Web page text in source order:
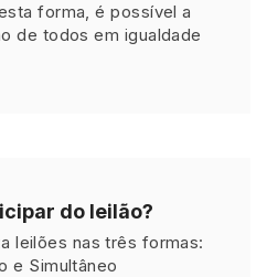
forma, é possível a
de todos em igualdade
do leilão?
leilões nas três formas:
e Simultâneo